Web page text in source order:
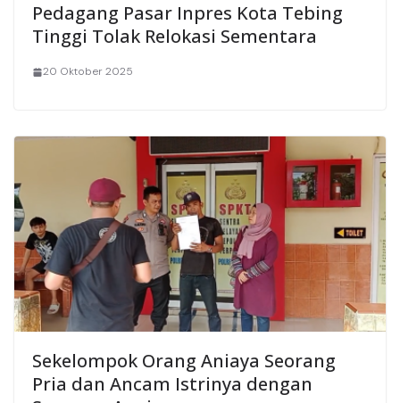
Pedagang Pasar Inpres Kota Tebing
Tinggi Tolak Relokasi Sementara
20 Oktober 2025
Sekelompok Orang Aniaya Seorang
Pria dan Ancam Istrinya dengan